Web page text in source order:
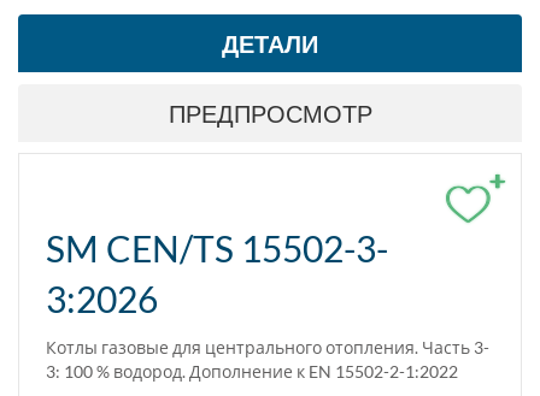
ДЕТАЛИ
ПРЕДПРОСМОТР
+
SM CEN/TS 15502-3-
3:2026
Котлы газовые для центрального отопления. Часть 3-
3: 100 % водород. Дополнение к EN 15502-2-1:2022